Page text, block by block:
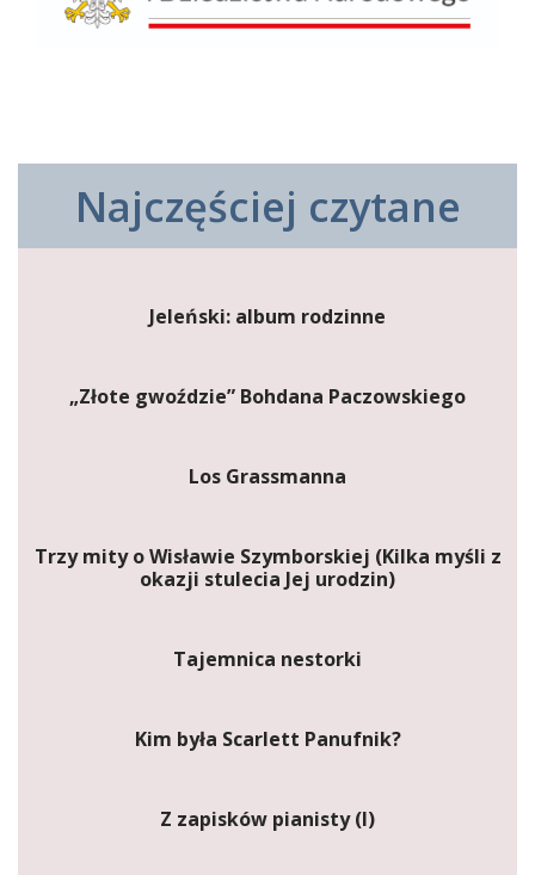
Najczęściej czytane
Jeleński: album rodzinne
„Złote gwoździe” Bohdana Paczowskiego
Los Grassmanna
Trzy mity o Wisławie Szymborskiej (Kilka myśli z
okazji stulecia Jej urodzin)
Tajemnica nestorki
Kim była Scarlett Panufnik?
Z zapisków pianisty (I)